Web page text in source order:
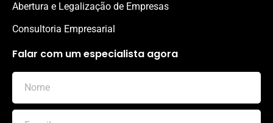
Abertura e Legalização de Empresas
Consultoria Empresarial
Falar com um especialista agora